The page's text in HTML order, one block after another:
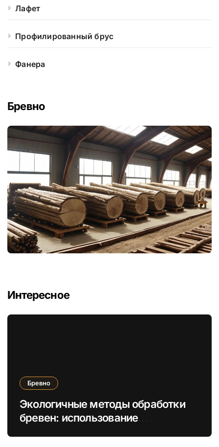
Лафет
Профилированный брус
Фанера
Бревно
Интересное
Бревно
Экологичные методы обработки
бревен: использование